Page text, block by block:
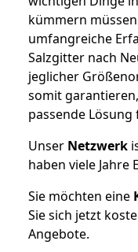
kümmern
umfangreiche
Salzgitter nach
jeglicher
somit
passende
Unser Netzwerk
haben viele
Sie möchten eine
Sie sich jetzt
Angebote.